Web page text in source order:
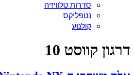
סדרות טלוויזיה
נטפליקס
קולנוע
דרגון קווסט 10